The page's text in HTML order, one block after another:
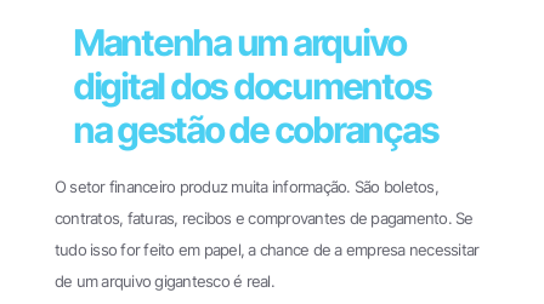
Mantenha um arquivo
digital dos documentos
na gestão de cobranças
O setor financeiro produz muita informação. São boletos,
contratos, faturas, recibos e comprovantes de pagamento. Se
tudo isso for feito em papel, a chance de a empresa necessitar
de um arquivo gigantesco é real.